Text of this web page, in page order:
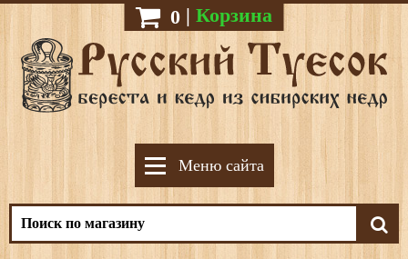
0 | Корзина
Меню сайта